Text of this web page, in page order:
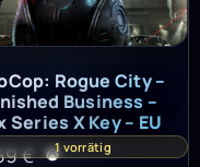
of Torment (PC) –
Rogue City –
Rogue City –
Business –
Series X Key – EU
€ 1 vorrätig